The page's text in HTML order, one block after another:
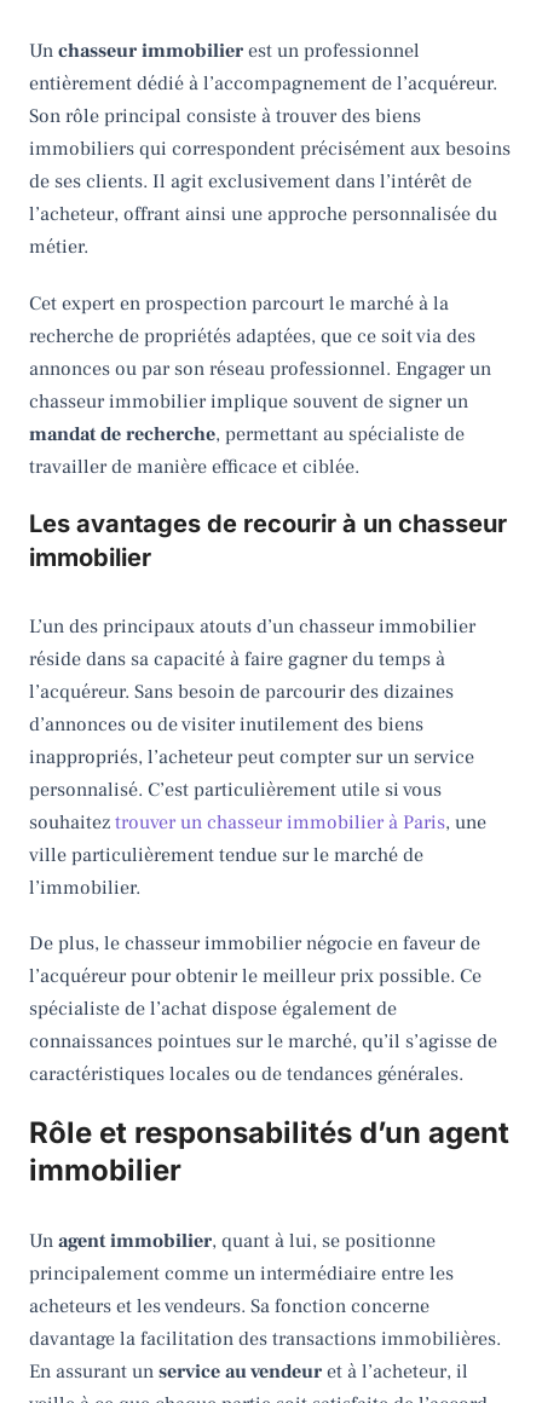
Un chasseur immobilier est un professionnel
entièrement dédié à l’accompagnement de l’acquéreur.
Son rôle principal consiste à trouver des biens
immobiliers qui correspondent précisément aux besoins
de ses clients. Il agit exclusivement dans l’intérêt de
l’acheteur, offrant ainsi une approche personnalisée du
métier.
Cet expert en prospection parcourt le marché à la
recherche de propriétés adaptées, que ce soit via des
annonces ou par son réseau professionnel. Engager un
chasseur immobilier implique souvent de signer un
mandat de recherche, permettant au spécialiste de
travailler de manière efficace et ciblée.
Les avantages de recourir à un chasseur
immobilier
L’un des principaux atouts d’un chasseur immobilier
réside dans sa capacité à faire gagner du temps à
l’acquéreur. Sans besoin de parcourir des dizaines
d’annonces ou de visiter inutilement des biens
inappropriés, l’acheteur peut compter sur un service
personnalisé. C’est particulièrement utile si vous
souhaitez trouver un chasseur immobilier à Paris, une
ville particulièrement tendue sur le marché de
l’immobilier.
De plus, le chasseur immobilier négocie en faveur de
l’acquéreur pour obtenir le meilleur prix possible. Ce
spécialiste de l’achat dispose également de
connaissances pointues sur le marché, qu’il s’agisse de
caractéristiques locales ou de tendances générales.
Rôle et responsabilités d’un agent
immobilier
Un agent immobilier, quant à lui, se positionne
principalement comme un intermédiaire entre les
acheteurs et les vendeurs. Sa fonction concerne
davantage la facilitation des transactions immobilières.
En assurant un service au vendeur et à l’acheteur, il